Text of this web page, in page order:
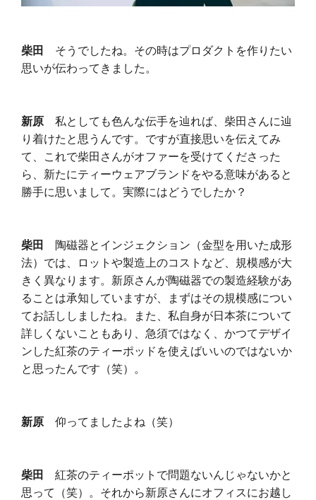
柴田
そうでしたね。その時はプロダクトを作りたい
思いが伝わってきました。
新原 私としても色んな伝手を辿れば、柴田さんに辿
り着けたと思うんです。ですが直接思いを伝えてみ
て、これで柴田さんがオファーを受けてくださった
ら、新たにティーウェアブランドをやる意味があると
勝手に思いまして。実際にはどうでしたか？
柴田
陶磁器とインジェクション（金型を用いた成形
法）では、ロットや製造上のコストなど、規模感が大
きく異なります。新原さんが陶磁器での製造経験があ
ることは承知していますが、まずはその規模感につい
てお話ししましたね。また、私自身が日本茶について
詳しくないこともあり、急須ではなく、かつてデザイ
ンした紅茶のティーポッドを使えばいいのではないか
と思ったんです（笑）。
新原 仰ってましたよね（笑）
柴田
紅茶のティーポットで問題ないんじゃないかと
思って（笑）。それから新原さんにオフィスにお越し